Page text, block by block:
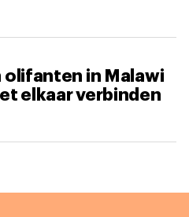
olifanten in Malawi
elkaar verbinden